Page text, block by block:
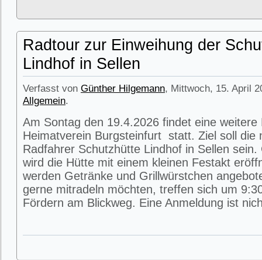
Radtour zur Einweihung der
Lindhof in Sellen
Verfasst von Günther Hilgemann, Mittwoch, 15. April
Allgemein.
Am Sontag den 19.4.2026 findet eine weitere
Heimatverein Burgsteinfurt statt. Ziel soll die
Radfahrer Schutzhütte Lindhof in Sellen sein.
wird die Hütte mit einem kleinen Festakt
werden Getränke und Grillwürstchen
gerne mitradeln möchten, treffen sich um
Fördern am Blickweg. Eine Anmeldung ist